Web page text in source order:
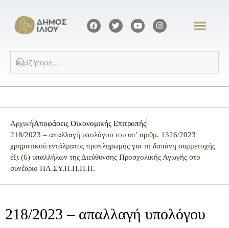
ΑρχικήΑποφάσεις Οικονομικής Επιτροπής
218/2023 – απαλλαγή υπολόγου του υπ’ αριθμ. 1326/2023
χρηματικού εντάλματος προπληρωμής για τη δαπάνη συμμετοχής
έξι (6) υπαλλήλων της Διεύθυνσης Προσχολικής Αγωγής στο
συνέδριο ΠΑ.ΣΥ.Π.Π.Π.Η.
218/2023 – απαλλαγή υπολόγου